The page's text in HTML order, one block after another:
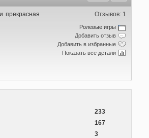
Отзывов: 1
Ролевые игры
Добавить отзыв
Добавить в избранные
Показать все детали
прекрасная
233
167
3